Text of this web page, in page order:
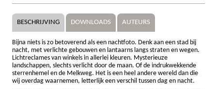
BESCHRIJVING DOWNLOADS AUTEURS
Bijna niets is zo betoverend als een nachtfoto. Denk aan een stad bij
nacht, met verlichte gebouwen en lantaarns langs straten en wegen.
Lichtreclames van winkels in allerlei kleuren. Mysterieuze
landschappen, slechts verlicht door de maan. Of de indrukwekkende
sterrenhemel en de Melkweg. Het is een heel andere wereld dan die
wij overdag waarnemen, letterlijk een verschil tussen dag en nacht.